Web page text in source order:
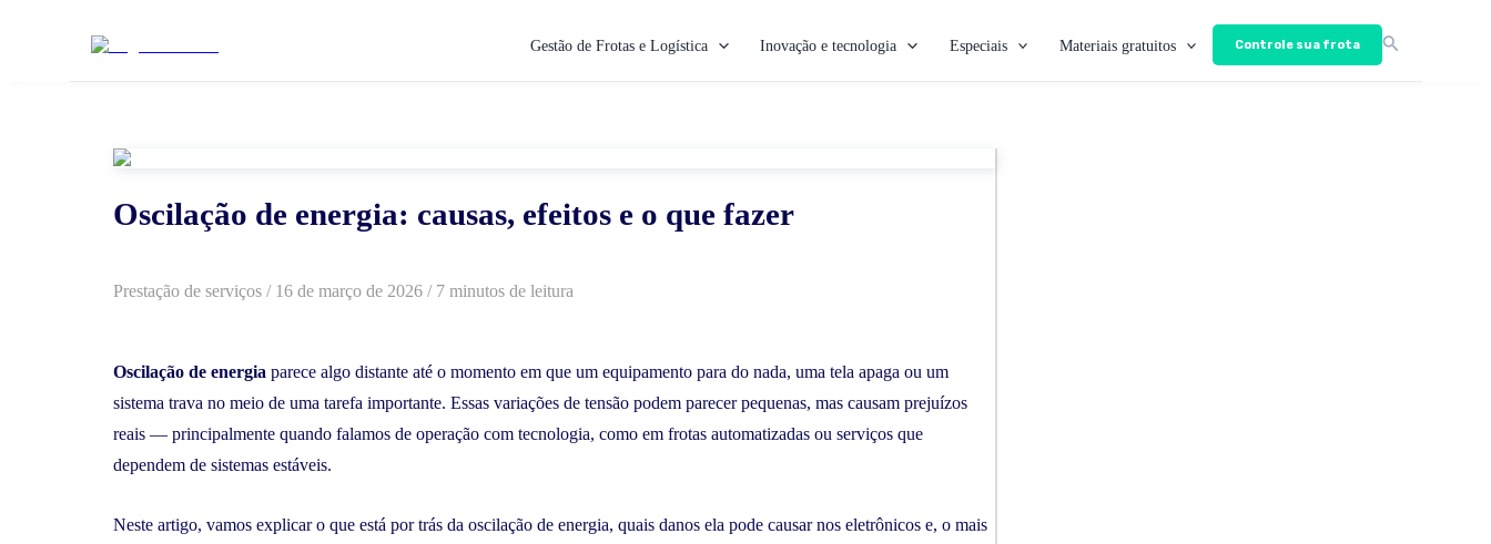
Gestão de Frotas e Logística Inovação e tecnologia Especiais Materiais gratuitos Controle sua frota
Oscilação de energia: causas, efeitos e o que fazer
Prestação de serviços / 16 de março de 2026 / 7 minutos de leitura
Oscilação de energia parece algo distante até o momento em que um equipamento para do nada, uma tela apaga ou um
sistema trava no meio de uma tarefa importante. Essas variações de tensão podem parecer pequenas, mas causam prejuízos
reais — principalmente quando falamos de operação com tecnologia, como em frotas automatizadas ou serviços que
dependem de sistemas estáveis.
Neste artigo, vamos explicar o que está por trás da oscilação de energia, quais danos ela pode causar nos eletrônicos e, o mais